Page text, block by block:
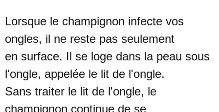
Lorsque le champignon infecte vos
ongles, il ne reste pas seulement
en surface. Il se loge dans la peau sous
l'ongle, appelée le lit de l'ongle.
Sans traiter le lit de l'ongle, le
champignon continue de se